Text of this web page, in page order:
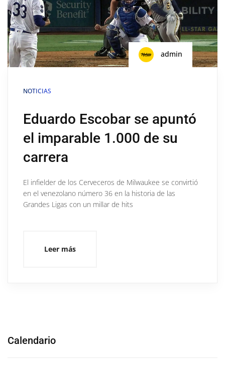
admin
NOTICIAS
Eduardo Escobar se apuntó
el imparable 1.000 de su
carrera
El infielder de los Cerveceros de Milwaukee se convirtió
en el venezolano número 36 en la historia de las
Grandes Ligas con un millar de hits
Leer más
Calendario